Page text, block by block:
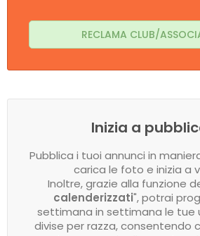
RECLAMA CLUB/
Inizia a
Pubblica i tuoi annunci in
carica le foto e inizia a
Inoltre, grazie alla funzione
calenderizzati", potrai
settimana in settimana le tue
divise per razza, consentendo